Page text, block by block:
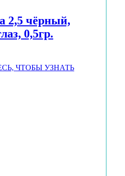
2,5 чёрный,
0,5гр.
ЧТОБЫ УЗНАТЬ